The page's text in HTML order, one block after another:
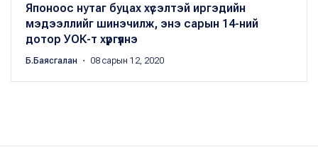
Японоос нутаг буцах хүсэлтэй иргэдийн
мэдээллийг шинэчилж, энэ сарын 14-ний
дотор УОК-т хүргүүлнэ
Б.Баясгалан ・ 08 сарын 12, 2020